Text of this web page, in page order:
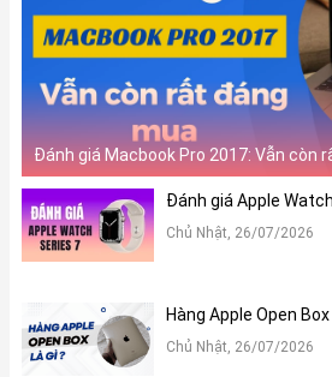
Đánh giá Macbook Pro 2017: Vẫn còn
Đánh giá Apple
Chủ Nhật, 26/07/2026
Hàng Apple Open
Chủ Nhật, 26/07/2026